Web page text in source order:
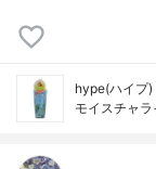
hype(ハイプ)
モイスチャ